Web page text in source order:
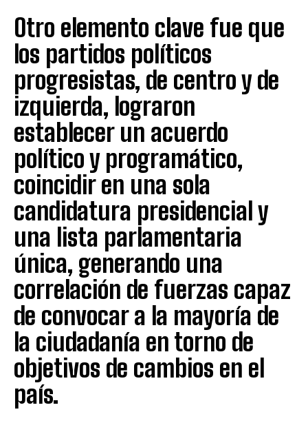
Otro elemento clave fue que
los partidos políticos
progresistas, de centro y de
izquierda, lograron
establecer un acuerdo
político y programático,
coincidir en una sola
candidatura presidencial y
una lista parlamentaria
única, generando una
correlación de fuerzas capaz
de convocar a la mayoría de
la ciudadanía en torno de
objetivos de cambios en el
país.